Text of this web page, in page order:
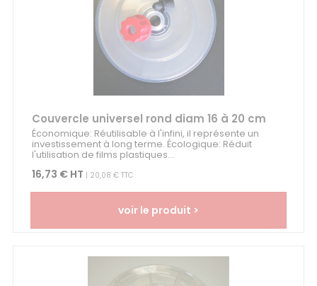
Couvercle universel rond diam 16 à 20 cm
Économique: Réutilisable à l'infini, il représente un
investissement à long terme. Écologique: Réduit
l'utilisation de films plastiques...
16,73 € HT | 20,08 € TTC
voir le produit >